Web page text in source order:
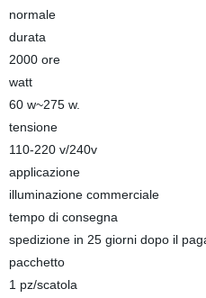
normale
durata
2000 ore
watt
60 w~275 w.
tensione
110-220 v/240v
applicazione
illuminazione commerciale
tempo di consegna
spedizione in 25 giorni dopo il
pacchetto
1 pz/scatola